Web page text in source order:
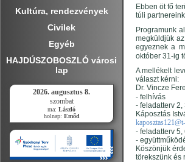
Kultúra, rendezvények
Civilek
Egyéb
HAJDÚSZOBOSZLÓ városi
lap
2026. augusztus 8.
szombat
ma: László
holnap: Emőd
Ebben öt fő
túli
Programunk
megküldjük
egyeznek a
október 31-ig
A mellékelt
választ kérni:
Dr. Vincze
- felhívás
- feladatterv 2,
Káposztás
- feladatterv 5,
-
Köszönjük
törekszünk és